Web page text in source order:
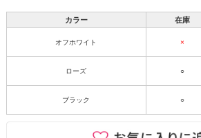
カラー 在庫
オフホワイト ×
ローズ ○
ブラック ○